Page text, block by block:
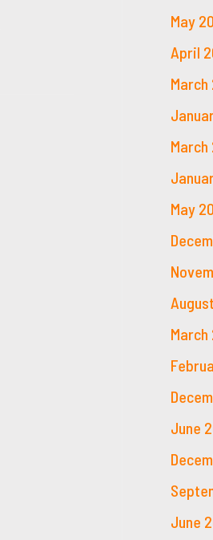
May
April
March
March
May
March
June
June